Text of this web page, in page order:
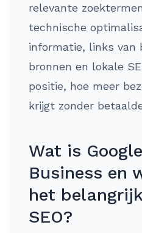
relevante
technische
informatie, links van
bronnen en lokale
positie, hoe meer
krijgt zonder
Wat is
Business en
het
SEO?